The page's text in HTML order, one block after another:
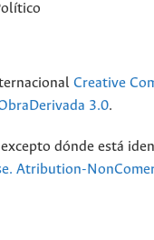
Creative
3.0.
dónde está
Atribution-